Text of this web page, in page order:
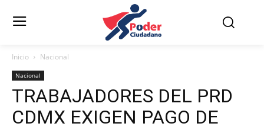
Inicio Nacional
Nacional
TRABAJADORES DEL PRD
CDMX EXIGEN PAGO DE